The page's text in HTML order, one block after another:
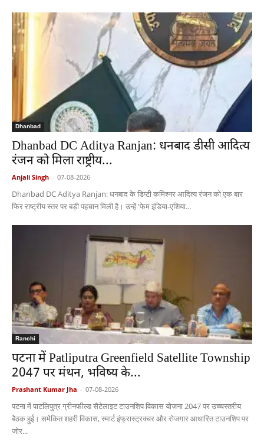
Dhanbad
Dhanbad DC Aditya Ranjan: धनबाद डीसी आदित्य
रंजन को मिला राष्ट्रीय...
Anjali Singh - 07-08-2026
Dhanbad DC Aditya Ranjan: धनबाद के डिप्टी कमिश्नर आदित्य रंजन को एक बार
फिर राष्ट्रीय स्तर पर बड़ी पहचान मिली है। उन्हें 'फेम इंडिया-एशिया...
Ranchi
पटना में Patliputra Greenfield Satellite Township
2047 पर मंथन, भविष्य के...
Prashant Kumar Jha - 07-08-2026
पटना में पाटलिपुत्र ग्रीनफील्ड सैटेलाइट टाउनशिप विकास योजना 2047 पर उच्चस्तरीय
बैठक हुई। समेकित शहरी विकास, स्मार्ट इंफ्रास्ट्रक्चर और रोजगार आधारित टाउनशिप पर
जोर...